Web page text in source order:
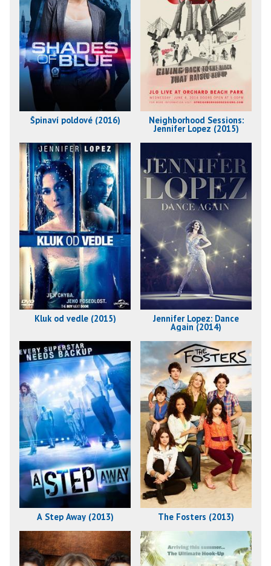
Špinaví poldové (2016) Neighborhood Sessions:
Jennifer Lopez (2015)
Kluk od vedle (2015) Jennifer Lopez: Dance
Again (2014)
A Step Away (2013) The Fosters (2013)